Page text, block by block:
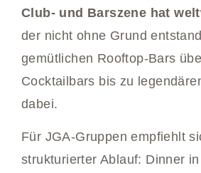
Club- und Barszene hat
der nicht ohne Grund
gemütlichen Rooftop-Bars
Cocktailbars bis zu
dabei.
Für JGA-Gruppen empfiehlt
strukturierter Ablauf: Dinner